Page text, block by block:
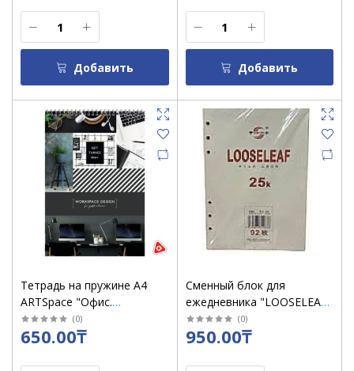
Добавить Добавить
Тетрадь на пружине А4
ARTSpace "Офис.
Workspace design" 80 л
твердая подложка 27703
(0)
650.00₸
Сменный блок для
ежедневника "LOOSELEAF"
25 K на кольцах 92 листа в
линию /925
(0)
950.00₸